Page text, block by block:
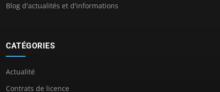
Blog d'actualités et d'informations
CATÉGORIES
Actualité
Contrats de licence